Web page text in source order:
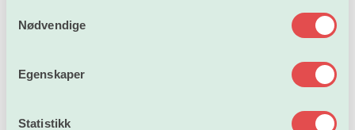
Nødvendige
Egenskaper
Statistikk
personal- og økonomikonsulent Elisabeth Johansen